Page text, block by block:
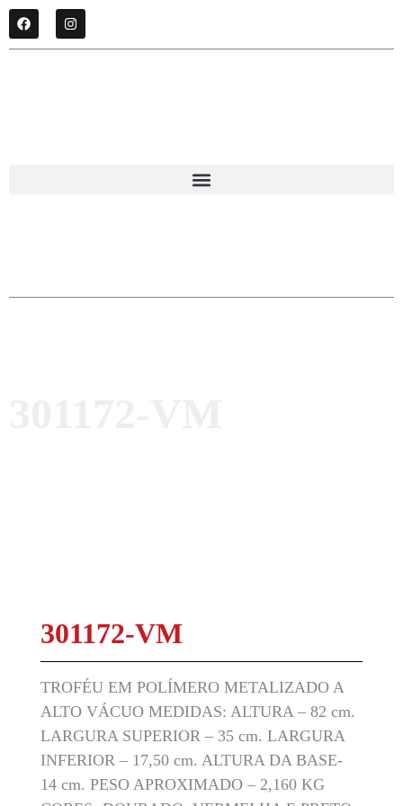
301172-VM
TROFÉU EM POLÍMERO METALIZADO A
ALTO VÁCUO MEDIDAS: ALTURA – 82 cm.
LARGURA SUPERIOR – 35 cm. LARGURA
INFERIOR – 17,50 cm. ALTURA DA BASE-
14 cm. PESO APROXIMADO – 2,160 KG